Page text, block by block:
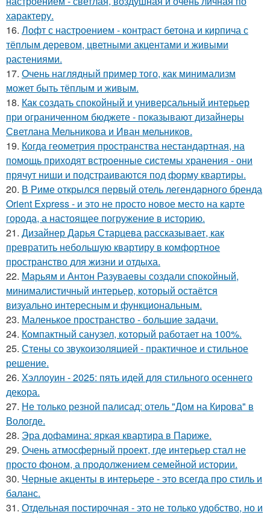
характеру.
16. Лофт с настроением - контраст бетона и кирпича с
тёплым деревом, цветными акцентами и живыми
растениями.
17. Очень наглядный пример того, как минимализм
может быть тёплым и живым.
18. Как создать спокойный и универсальный интерьер
при ограниченном бюджете - показывают дизайнеры
Светлана Мельникова и Иван мельников.
19. Когда геометрия пространства нестандартная, на
помощь приходят встроенные системы хранения - они
прячут ниши и подстраиваются под форму квартиры.
20. В Риме открылся первый отель легендарного бренда
Orient Express - и это не просто новое место на карте
города, а настоящее погружение в историю.
21. Дизайнер Дарья Старцева рассказывает, как
превратить небольшую квартиру в комфортное
пространство для жизни и отдыха.
22. Марьям и Антон Разуваевы создали спокойный,
минималистичный интерьер, который остаётся
визуально интересным и функциональным.
23. Маленькое пространство - большие задачи.
24. Компактный санузел, который работает на 100%.
25. Стены со звукоизоляцией - практичное и стильное
решение.
26. Хэллоуин - 2025: пять идей для стильного осеннего
декора.
27. Не только резной палисад: отель "Дом на Кирова" в
Вологде.
28. Эра дофамина: яркая квартира в Париже.
29. Очень атмосферный проект, где интерьер стал не
просто фоном, а продолжением семейной истории.
30. Черные акценты в интерьере - это всегда про стиль и
баланс.
31. Отдельная постирочная - это не только удобство, но и